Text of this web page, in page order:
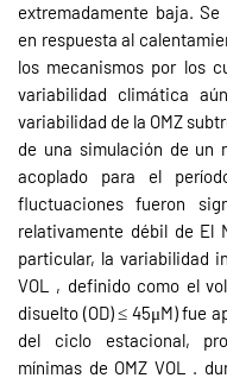
extremadamente baja.
en respuesta al
los mecanismos por los
variabilidad climática
variabilidad de la OMZ
de una simulación de un
acoplado para el
fluctuaciones fueron
relativamente débil de El
particular, la variabilidad
VOL , definido como el
disuelto (OD) ≤ 45μM) fue
del ciclo estacional,
mínimas de OMZ VOL .